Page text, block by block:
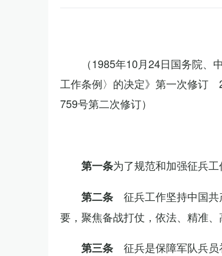
（1985年10月24日国务院
工作条例〉的决定》第一次修订
759号第二次修订）
第一条为了规范和加强征兵
第二条 征兵工作坚持中国共
要，聚焦备战打仗，依法、精准、
第三条 征兵是保障军队兵员